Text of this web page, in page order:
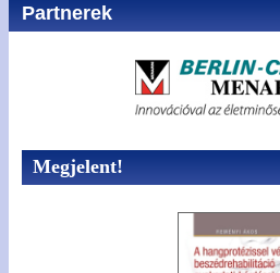
Partnerek
Megjelent!